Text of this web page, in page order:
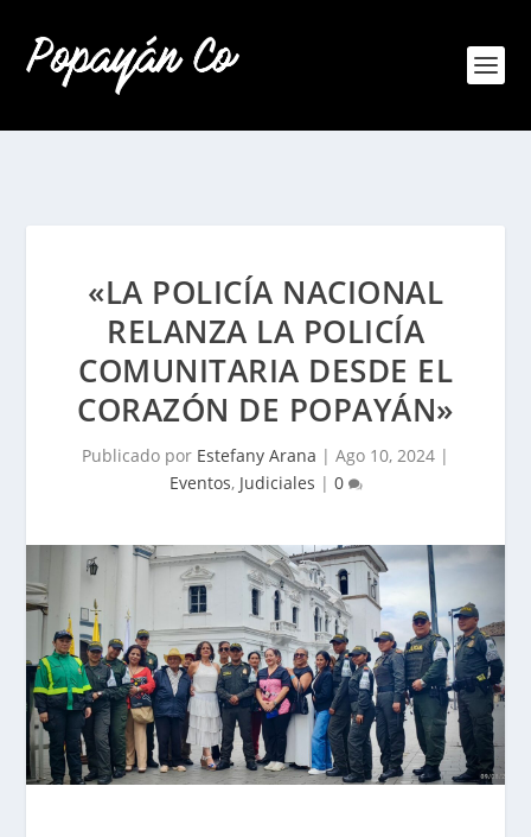
«LA POLICÍA NACIONAL
RELANZA LA POLICÍA
COMUNITARIA DESDE EL
CORAZÓN DE POPAYÁN»
Publicado por Estefany Arana | Ago 10, 2024 |
Eventos, Judiciales | 0